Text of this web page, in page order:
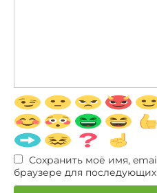
Сохранить моё имя,
браузере для